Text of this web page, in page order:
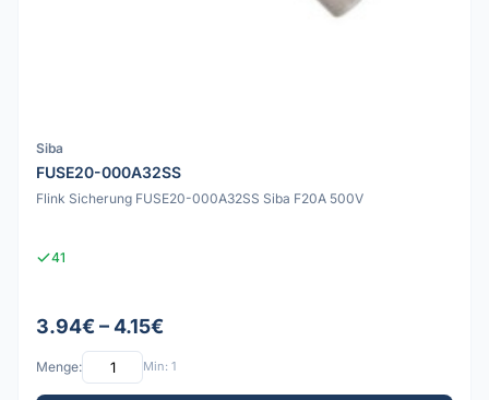
Siba
FUSE20-000A32SS
Flink Sicherung FUSE20-000A32SS Siba F20A 500V
41
3.94€ – 4.15€
Menge: Min: 1